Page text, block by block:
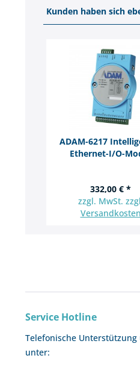
Kunden haben sich
ADAM-6217
Ethernet-I/O-
332,00 € *
zzgl. MwSt.
Versandkosten
Service Hotline
Telefonische
unter: